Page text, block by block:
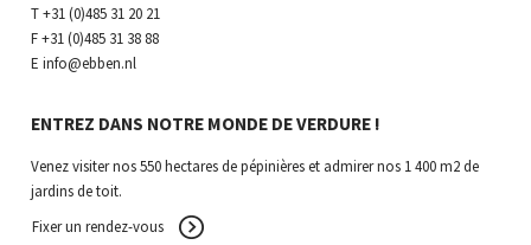
T+31 (0)485 31 20 21
F+31 (0)485 31 38 88
E info@ebben.nl
ENTREZ DANS NOTRE MONDE DE VERDURE !
Venez visiter nos 550 hectares de pépinières et admirer nos 1 400 m2 de
jardins de toit.
Fixer un rendez-vous